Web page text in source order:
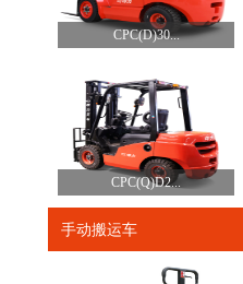
CPC(D)30...
CPC(Q)D2...
手动搬运车